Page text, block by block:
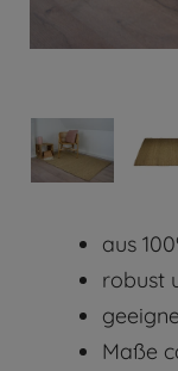
aus
robust
Maße